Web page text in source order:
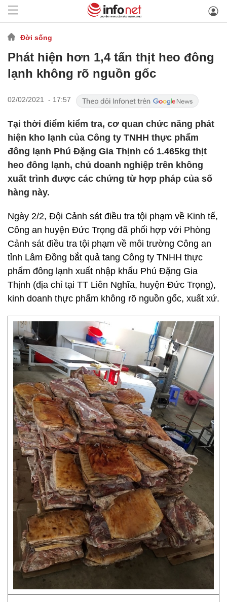
Đời sống
Phát hiện hơn 1,4 tấn thịt heo đông
lạnh không rõ nguồn gốc
02/02/2021 - 17:57
Tại thời điểm kiểm tra, cơ quan chức năng phát
hiện kho lạnh của Công ty TNHH thực phẩm
đông lạnh Phú Đặng Gia Thịnh có 1.465kg thịt
heo đông lạnh, chủ doanh nghiệp trên không
xuất trình được các chứng từ hợp pháp của số
hàng này.
Ngày 2/2, Đội Cảnh sát điều tra tội phạm về Kinh tế,
Công an huyện Đức Trọng đã phối hợp với Phòng
Cảnh sát điều tra tội phạm về môi trường Công an
tỉnh Lâm Đồng bắt quả tang Công ty TNHH thực
phẩm đông lạnh xuất nhập khẩu Phú Đặng Gia
Thịnh (địa chỉ tại TT Liên Nghĩa, huyện Đức Trọng),
kinh doanh thực phẩm không rõ nguồn gốc, xuất xứ.